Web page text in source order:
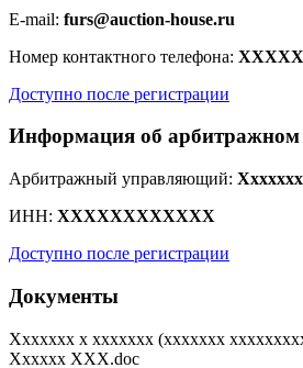
E-mail: furs@auction-house.ru
Номер контактного телефона:
Доступно после регистрации
Информация об
Арбитражный управляющий:
ИНН: XXXXXXXXXXXX
Доступно после регистрации
Документы
Xxxxxxx x xxxxxxx (xxxxxxx
Xxxxxx XXX.doc